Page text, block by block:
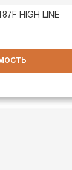
HIGH LINE